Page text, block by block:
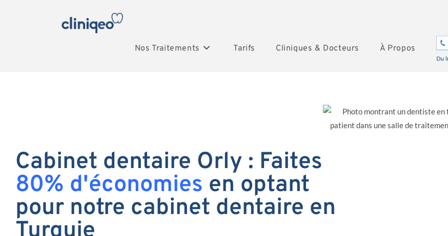
Nos Traitements Tarifs Cliniques & Docteurs À Propos
Cabinet dentaire Orly : Faites
80% d'économies en optant
pour notre cabinet dentaire en